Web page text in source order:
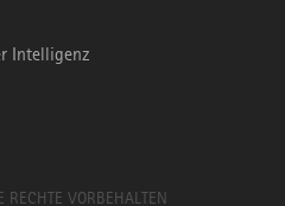
Intelligenz
RECHTE VORBEHALTEN